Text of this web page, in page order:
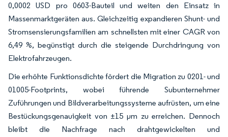
0,0002 USD pro 0603-Bauteil und weiten den Einsatz in
Massenmarktgeräten aus. Gleichzeitig expandieren Shunt- und
Stromsensierungsfamilien am schnellsten mit einer CAGR von
6,49 %, begünstigt durch die steigende Durchdringung von
Elektrofahrzeugen.
Die erhöhte Funktionsdichte fördert die Migration zu 0201- und
01005-Footprints, wobei führende Subunternehmer
Zuführungen und Bildverarbeitungssysteme aufrüsten, um eine
Bestückungsgenauigkeit von ±15 µm zu erreichen. Dennoch
bleibt die Nachfrage nach drahtgewickelten und